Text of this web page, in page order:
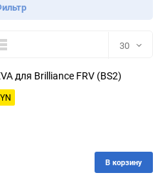
30
30
150
для Brilliance FRV (BS2)
В корзину